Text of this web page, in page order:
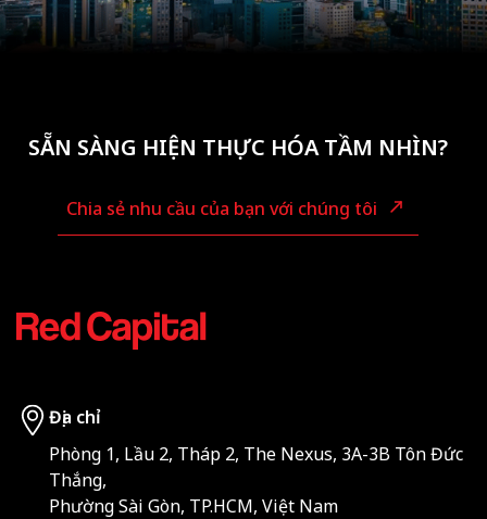
SẴN SÀNG HIỆN THỰC HÓA TẦM NHÌN?
Chia sẻ nhu cầu của bạn với chúng tôi
Địa chỉ
Phòng 1, Lầu 2, Tháp 2, The Nexus, 3A-3B Tôn Đức
Thắng,
Phường Sài Gòn, TP.HCM, Việt Nam